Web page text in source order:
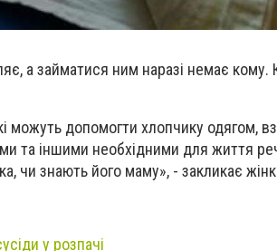
а займатися ним наразі немає кому.
можуть допомогти хлопчику одягом,
та іншими необхідними для життя
чи знають його маму», - закликає
у розпачі